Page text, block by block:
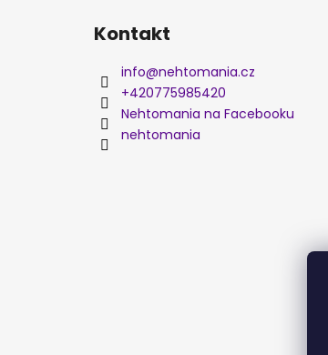
Kontakt
info@nehtomania.cz
+420775985420
Nehtomania na Facebooku
nehtomania